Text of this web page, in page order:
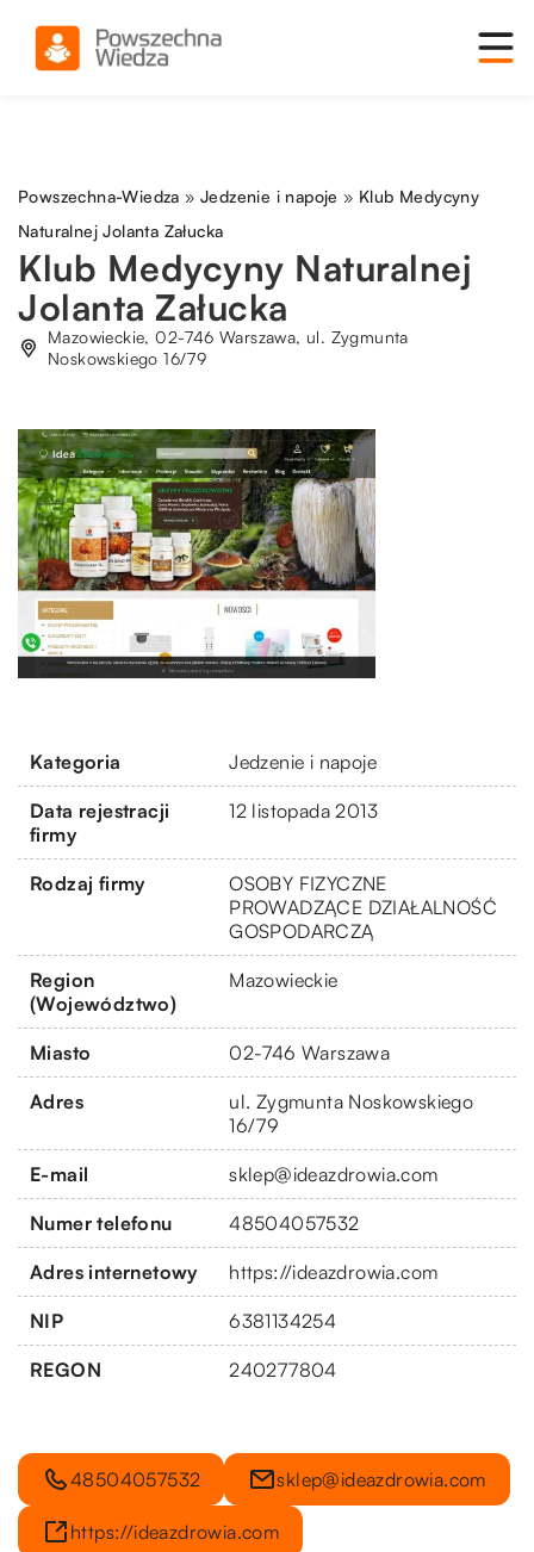
Powszechna-Wiedza »Jedzenie i napoje » Klub Medycyny
Naturalnej Jolanta Załucka
Klub Medycyny Naturalnej
Jolanta Załucka
Mazowieckie, 02-746 Warszawa, ul. Zygmunta
Noskowskiego 16/79
Kategoria Jedzenie i napoje
Data rejestracji
firmy
12 listopada 2013
Rodzaj firmy
OSOBY FIZYCZNE
PROWADZĄCE DZIAŁALNOŚĆ
GOSPODARCZĄ
Region
(Województwo)
Mazowieckie
Miasto 02-746 Warszawa
Adres
ul. Zygmunta Noskowskiego
16/79
E-mail sklep@ideazdrowia.com
Numer telefonu 48504057532
Adres internetowy https://ideazdrowia.com
NIP 6381134254
REGON 240277804
48504057532 sklep@ideazdrowia.com
https://ideazdrowia.com